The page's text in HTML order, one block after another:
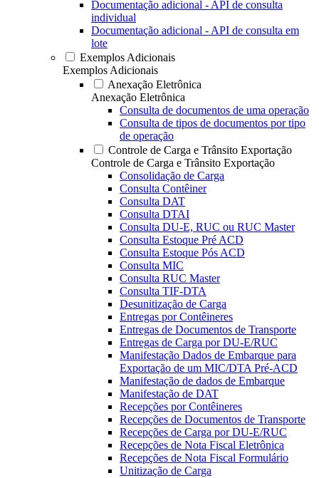
Documentação adicional - API de consulta
individual
Documentação adicional - API de consulta em
lote
Exemplos Adicionais
Exemplos Adicionais
Anexação Eletrônica
Anexação Eletrônica
Consulta de documentos de uma operação
Consulta de tipos de documentos por tipo
de operação
Controle de Carga e Trânsito Exportação
Controle de Carga e Trânsito Exportação
Consolidação de Carga
Consulta Contêiner
Consulta DAT
Consulta DTAI
Consulta DU-E, RUC ou RUC Master
Consulta Estoque Pré ACD
Consulta Estoque Pós ACD
Consulta MIC
Consulta RUC Master
Consulta TIF-DTA
Desunitização de Carga
Entregas por Contêineres
Entregas de Documentos de Transporte
Entregas de Carga por DU-E/RUC
Manifestação Dados de Embarque para
Exportação de um MIC/DTA Pré-ACD
Manifestação de dados de Embarque
Manifestação de DAT
Recepções por Contêineres
Recepções de Documentos de Transporte
Recepções de Carga por DU-E/RUC
Recepções de Nota Fiscal Eletrônica
Recepções de Nota Fiscal Formulário
Unitização de Carga